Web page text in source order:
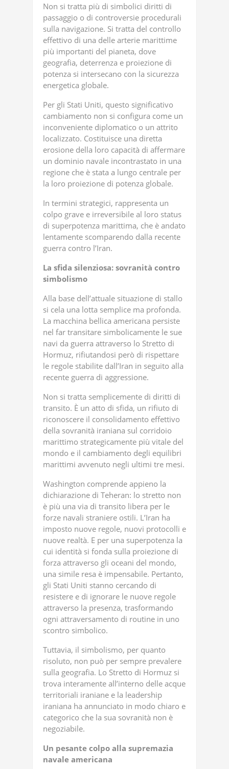
Non si tratta più di simbolici diritti di
passaggio o di controversie procedurali
sulla navigazione. Si tratta del controllo
effettivo di una delle arterie marittime
più importanti del pianeta, dove
geografia, deterrenza e proiezione di
potenza si intersecano con la sicurezza
energetica globale.
Per gli Stati Uniti, questo significativo
cambiamento non si configura come un
inconveniente diplomatico o un attrito
localizzato. Costituisce una diretta
erosione della loro capacità di affermare
un dominio navale incontrastato in una
regione che è stata a lungo centrale per
la loro proiezione di potenza globale.
In termini strategici, rappresenta un
colpo grave e irreversibile al loro status
di superpotenza marittima, che è andato
lentamente scomparendo dalla recente
guerra contro l’Iran.
La sfida silenziosa: sovranità contro
simbolismo
Alla base dell’attuale situazione di stallo
si cela una lotta semplice ma profonda.
La macchina bellica americana persiste
nel far transitare simbolicamente le sue
navi da guerra attraverso lo Stretto di
Hormuz, rifiutandosi però di rispettare
le regole stabilite dall’Iran in seguito alla
recente guerra di aggressione.
Non si tratta semplicemente di diritti di
transito. È un atto di sfida, un rifiuto di
riconoscere il consolidamento effettivo
della sovranità iraniana sul corridoio
marittimo strategicamente più vitale del
mondo e il cambiamento degli equilibri
marittimi avvenuto negli ultimi tre mesi.
Washington comprende appieno la
dichiarazione di Teheran: lo stretto non
è più una via di transito libera per le
forze navali straniere ostili. L’Iran ha
imposto nuove regole, nuovi protocolli e
nuove realtà. E per una superpotenza la
cui identità si fonda sulla proiezione di
forza attraverso gli oceani del mondo,
una simile resa è impensabile. Pertanto,
gli Stati Uniti stanno cercando di
resistere e di ignorare le nuove regole
attraverso la presenza, trasformando
ogni attraversamento di routine in uno
scontro simbolico.
Tuttavia, il simbolismo, per quanto
risoluto, non può per sempre prevalere
sulla geografia. Lo Stretto di Hormuz si
trova interamente all’interno delle acque
territoriali iraniane e la leadership
iraniana ha annunciato in modo chiaro e
categorico che la sua sovranità non è
negoziabile.
Un pesante colpo alla supremazia
navale americana